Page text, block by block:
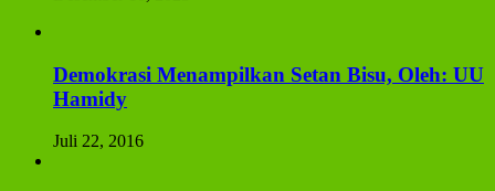
Demokrasi Menampilkan Setan Bisu, Oleh: UU
Hamidy
Juli 22, 2016